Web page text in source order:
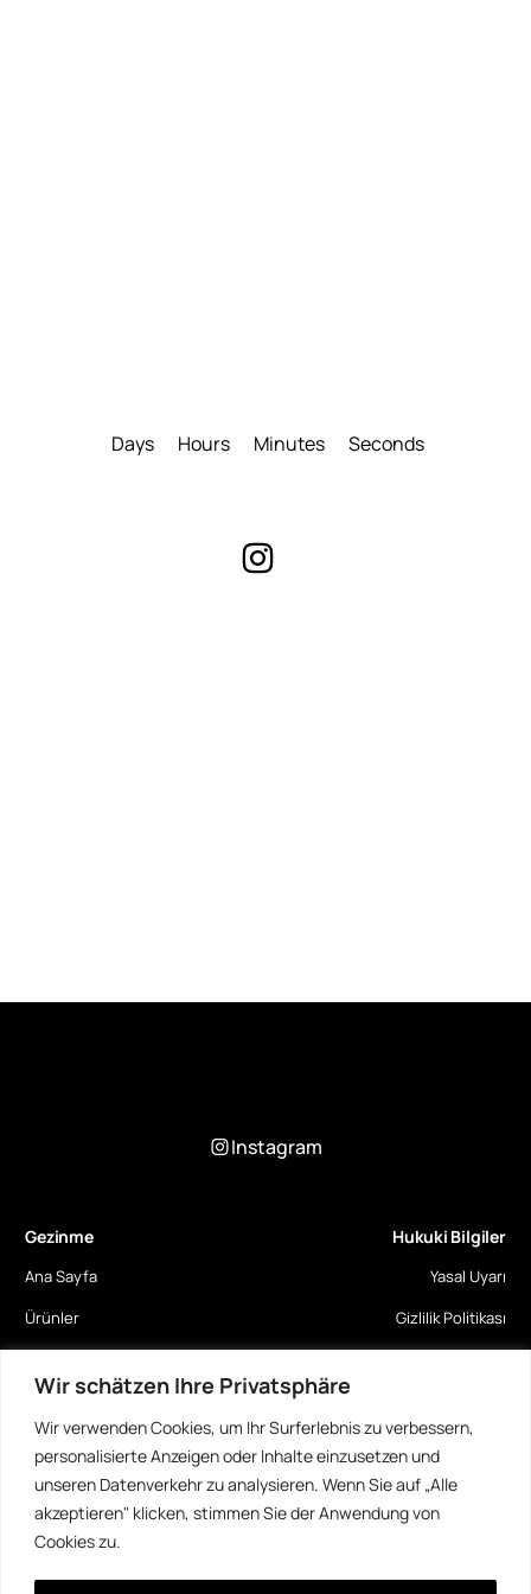
Wir schätzen Ihre Privatsphäre
Wir verwenden Cookies, um Ihr Surferlebnis zu verbessern,
personalisierte Anzeigen oder Inhalte einzusetzen und
unseren Datenverkehr zu analysieren. Wenn Sie auf „Alle
akzeptieren" klicken, stimmen Sie der Anwendung von
Cookies zu.
Days Hours Minutes Seconds
Instagram
Gezinme
Ana Sayfa
Ürünler
Tekstiller
Sleepy
Ev eşyaları
Roland Hakkında
Hukuki Bilgiler
Yasal Uyarı
Gizlilik Politikası
Genel Şartlar ve Koşullar